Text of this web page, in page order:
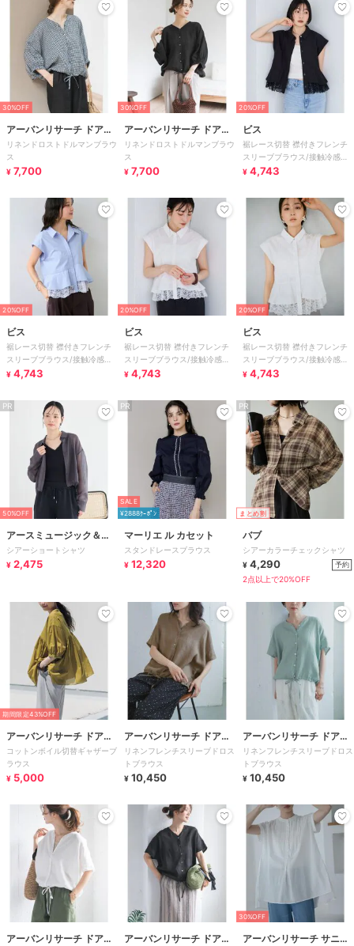
30%OFF
アーバンリサーチ ドアー
ズ
リネンドロストドルマンブラウ
ス
¥ 7,700
30%OFF
アーバンリサーチ ドアー
ズ
リネンドロストドルマンブラウ
ス
¥ 7,700
20%OFF
ビス
裾レース切替 襟付きフレンチ
スリーブブラウス/接触冷感・
イージーケア
¥ 4,743
20%OFF
ビス
裾レース切替 襟付きフレンチ
スリーブブラウス/接触冷感・
イージーケア
¥ 4,743
20%OFF
ビス
裾レース切替 襟付きフレンチ
スリーブブラウス/接触冷感・
イージーケア
¥ 4,743
20%OFF
ビス
裾レース切替 襟付きフレンチ
スリーブブラウス/接触冷感・
イージーケア
¥ 4,743
PR
50%OFF
アースミュージック＆エ
コロジー
シアーショートシャツ
¥ 2,475
PR
SALE
¥2888ｸｰﾎﾟﾝ
マーリエ ル カセット
スタンドレースブラウス
¥ 12,320
PR
まとめ割
バブ
シアーカラーチェックシャツ
¥ 4,290 予約
2点以上で20%OFF
期間限定43%OFF
アーバンリサーチ ドアー
ズ
コットンボイル切替ギャザーブ
ラウス
¥ 5,000
アーバンリサーチ ドアー
ズ
リネンフレンチスリーブドロス
トブラウス
¥ 10,450
アーバンリサーチ ドアー
ズ
リネンフレンチスリーブドロス
トブラウス
¥ 10,450
アーバンリサーチ ドアー アーバンリサーチ ドアー
30%OFF
アーバンリサーチ サニー